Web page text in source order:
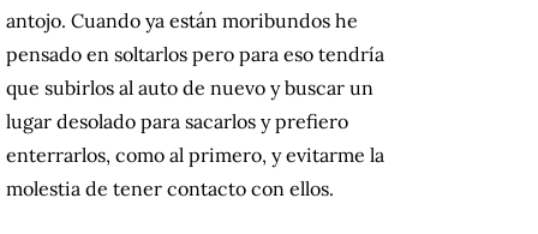
antojo. Cuando ya están moribundos he
pensado en soltarlos pero para eso tendría
que subirlos al auto de nuevo y buscar un
lugar desolado para sacarlos y prefiero
enterrarlos, como al primero, y evitarme la
molestia de tener contacto con ellos.